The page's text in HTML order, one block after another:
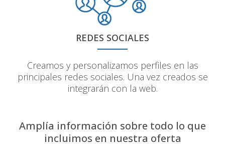
REDES SOCIALES
Creamos y personalizamos perfiles en las
principales redes sociales. Una vez creados se
integrarán con la web.
Amplía información sobre todo lo que
incluimos en nuestra oferta